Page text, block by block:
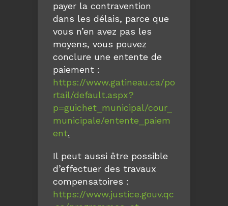
payer la contravention
dans les délais, parce que
vous n’en avez pas les
moyens, vous pouvez
conclure une entente de
paiement :
https://www.gatineau.ca/po
rtail/default.aspx?
p=guichet_municipal/cour_
municipale/entente_paiem
ent.
Il peut aussi être possible
d’effectuer des travaux
compensatoires :
https://www.justice.gouv.qc